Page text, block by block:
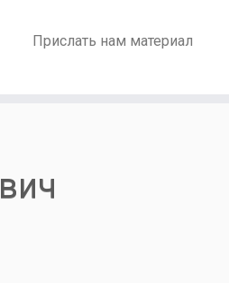
Прислать нам материал